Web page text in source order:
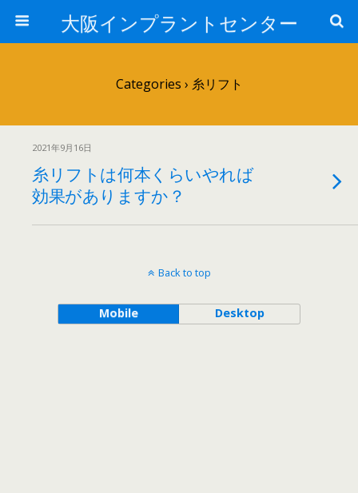
大阪インプラントセンター
Categories › 糸リフト
2021年9月16日
糸リフトは何本くらいやれば
効果がありますか？
Back to top
Mobile Desktop